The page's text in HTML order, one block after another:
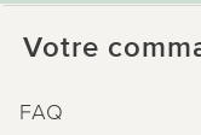
Votre
FAQ